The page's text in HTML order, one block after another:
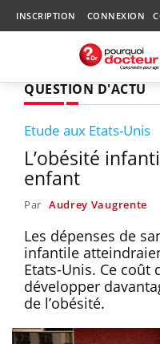
INSCRIPTION CONNEXION
QUESTION D'ACTU
Etude aux Etats-Unis
L’obésité
enfant
Par Audrey Vaugrente
Les dépenses de
infantile
Etats-Unis. Ce
développer
de l’obésité.